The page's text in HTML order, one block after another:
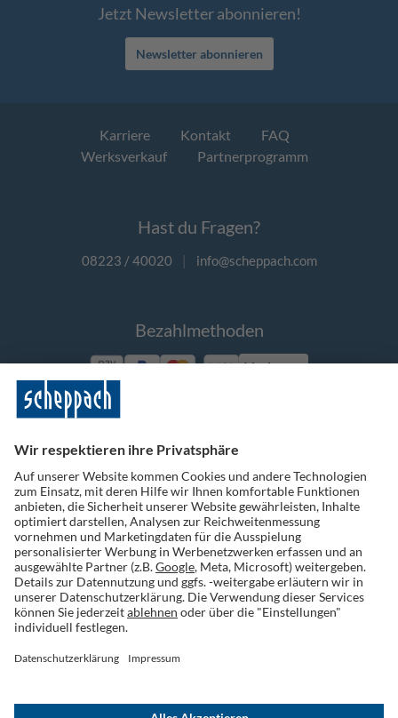
Jetzt Newsletter abonnieren!
Newsletter abonnieren
Karriere Kontakt
FAQ
Werksverkauf
Partnerprogramm
Hast du Fragen?
08223 / 40020 | info@scheppach.com
Bezahlmethoden
Vorkasse
Folge uns auf Social Media